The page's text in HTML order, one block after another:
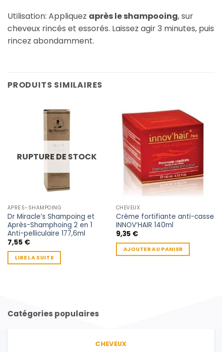
Utilisation: Appliquez après le shampooing, sur
cheveux rincés et essorés. Laissez agir 3 minutes, puis
rincez abondamment.
PRODUITS SIMILAIRES
RUPTURE DE STOCK
APRÈS-SHAMPOING
Dr Miracle’s Shampoing et
Après-Shamphoing 2 en 1
Anti-pelliculaire 177,6ml
7,55 €
LIRE LA SUITE
CHEVEUX
Crème fortifiante anti-casse
INNOV’HAIR 140ml
9,35 €
AJOUTER AU PANIER
Catégories populaires
CHEVEUX